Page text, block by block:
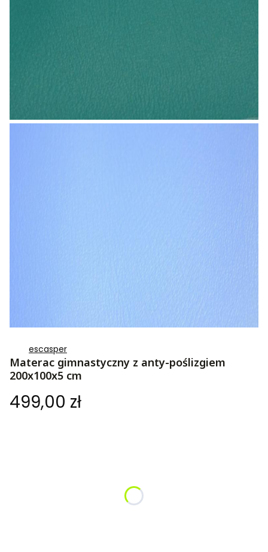
escasper
Materac gimnastyczny z anty-poślizgiem
200x100x5 cm
Cena
499,00 zł